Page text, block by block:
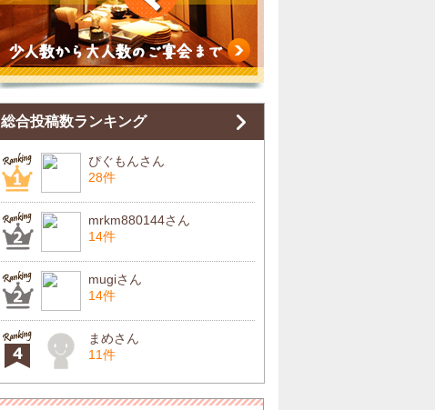
総合投稿数ランキング
ぴぐもんさん
28件
mrkm880144さん
14件
mugiさん
14件
まめさん
11件